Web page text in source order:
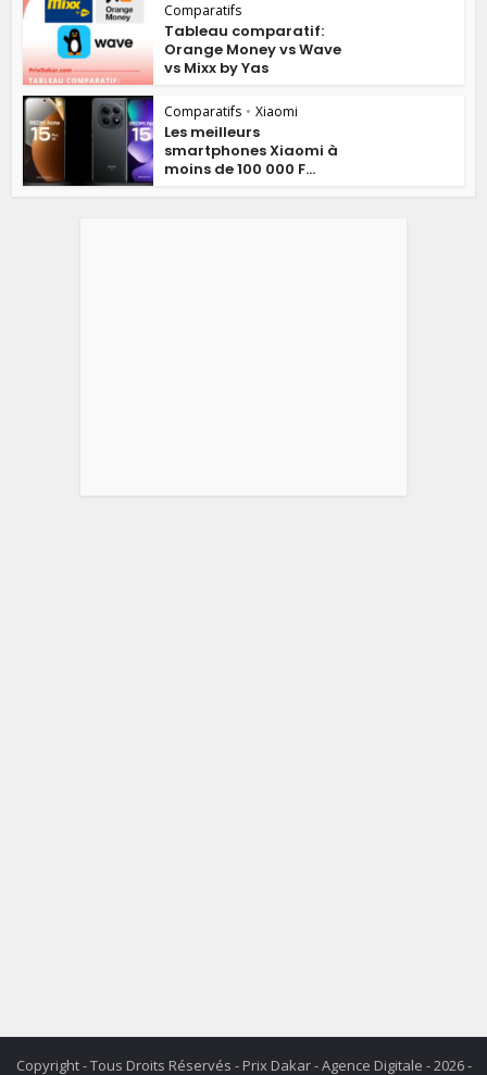
Comparatifs
Tableau comparatif:
Orange Money vs Wave
vs Mixx by Yas
Comparatifs • Xiaomi
Les meilleurs
smartphones Xiaomi à
moins de 100 000 F...
Copyright - Tous Droits Réservés - Prix Dakar - Agence Digitale - 2026 -